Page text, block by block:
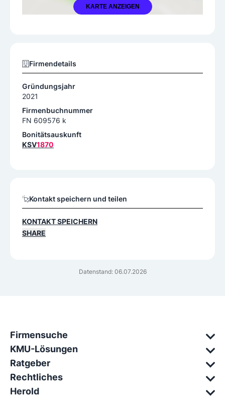
KARTE ANZEIGEN
Datenstand: 06.07.2026
Firmendetails
Gründungsjahr
2021
Firmenbuchnummer
FN 609576 k
Bonitätsauskunft
KSV1870
Kontakt speichern und teilen
KONTAKT SPEICHERN
SHARE
Firmensuche
KMU-Lösungen
Ratgeber
Rechtliches
Herold